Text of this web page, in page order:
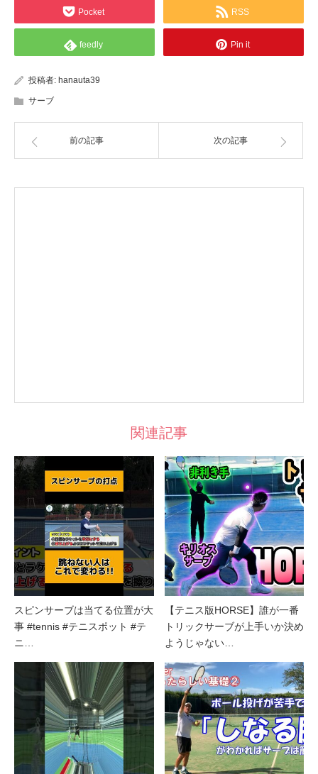
Pocket RSS
feedly Pin it
投稿者: hanauta39
サーブ
前の記事 次の記事
関連記事
スピンサーブは当てる位置が大
事 #tennis #テニスポット #テ
ニ…
【テニス版HORSE】誰が一番
トリックサーブが上手いか決め
ようじゃない…